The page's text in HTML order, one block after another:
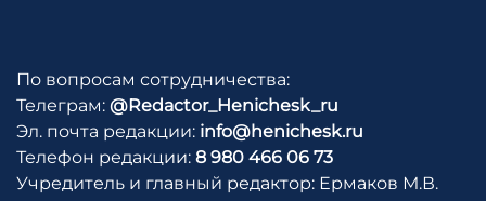
По вопросам сотрудничества:
Телеграм: @Redactor_Henichesk_ru
Эл. почта редакции: info@henichesk.ru
Телефон редакции: 8 980 466 06 73
Учредитель и главный редактор: Ермаков М.В.